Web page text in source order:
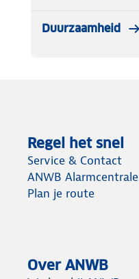
Duurzaamheid
Regel het snel
Service & Contact
ANWB Alarmcentrale
Plan je route
Over ANWB